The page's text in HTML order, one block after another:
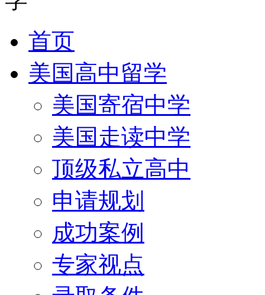
首页
美国高中留学
美国寄宿中学
美国走读中学
顶级私立高中
申请规划
成功案例
专家视点